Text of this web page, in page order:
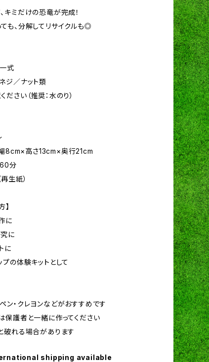
キミだけの恐竜が完成！
も、分解してリサイクルも◎
式
ジ／ナット類
さい（推奨：水のり）
幅8cm×高さ13cm×奥行21cm
60分
生紙）
】
に
に
に
プの体験キットとして
ン・クレヨンなどがおすすめです
保護者と一緒に作ってください
破れる場合があります
shipping available